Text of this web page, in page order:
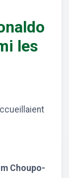
les
Choupo-